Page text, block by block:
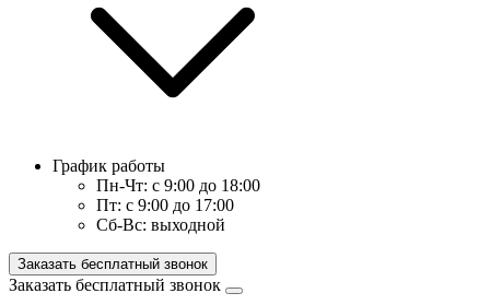
График работы
Пн-Чт: с 9:00 до 18:00
Пт: с 9:00 до 17:00
Сб-Вс: выходной
Заказать бесплатный звонок
Заказать бесплатный звонок